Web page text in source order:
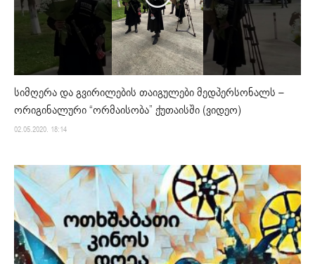
სიმღერა და გვირილების თაიგულები მედპერსონალს –
ორიგინალური “ორმაისობა” ქუთაისში (ვიდეო)
02.05.2020. 18:14